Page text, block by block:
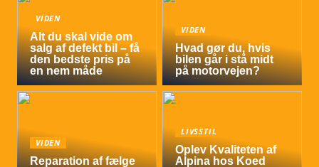
VIDEN
Alt du skal vide om
salg af defekt bil – få
den bedste pris på
en nem måde
VIDEN
Hvad gør du, hvis
bilen går i stå midt
på motorvejen?
VIDEN
Reparation af fælge
LIVSSTIL
Oplev Kvaliteten af
Alpina hos Koed